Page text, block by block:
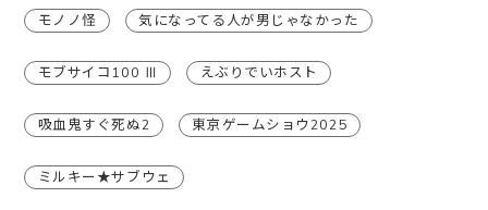
モノノ怪 気になってる人が男じゃなかった
モブサイコ100 Ⅲ えぶりでいホスト
吸血鬼すぐ死ぬ2 東京ゲームショウ2025
ミルキー★サブウェ